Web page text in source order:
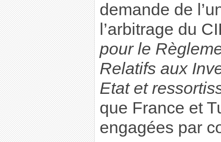
demande de
l’arbitrage du
pour le
Relatifs aux
Etat et
que France et
engagées par